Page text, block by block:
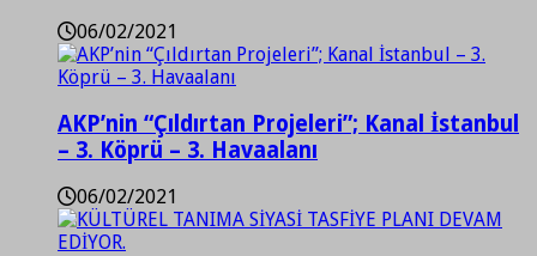
06/02/2021
AKP’nin “Çıldırtan Projeleri”; Kanal İstanbul
– 3. Köprü – 3. Havaalanı
06/02/2021